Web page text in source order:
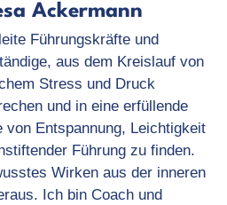
Ackermann
Führungskräfte und
aus dem Kreislauf von
Stress und Druck
und in eine erfüllende
von Entspannung, Leichtigkeit
Führung zu finden.
Wirken aus der inneren
Ich bin Coach und